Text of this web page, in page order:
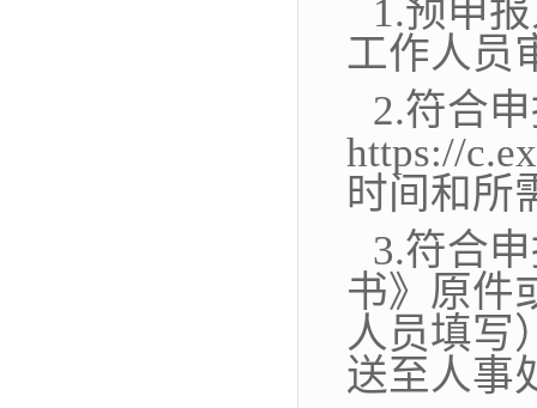
1.预申
工作人员
2.符合
https://
时间和所
3.符合
书》原件
人员填写
送至人事